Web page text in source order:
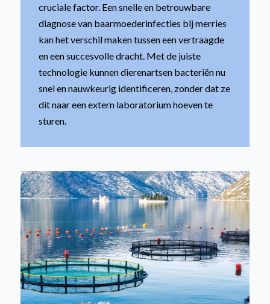
cruciale factor. Een snelle en betrouwbare
diagnose van baarmoederinfecties bij merries
kan het verschil maken tussen een vertraagde
en een succesvolle dracht. Met de juiste
technologie kunnen dierenartsen bacteriën nu
snel en nauwkeurig identificeren, zonder dat ze
dit naar een extern laboratorium hoeven te
sturen.